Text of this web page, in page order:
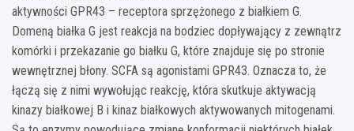
aktywności GPR43 – receptora sprzężonego z białkiem G.
Domeną białka G jest reakcja na bodziec dopływający z zewnątrz
komórki i przekazanie go białku G, które znajduje się po stronie
wewnętrznej błony. SCFA są agonistami GPR43. Oznacza to, że
łączą się z nimi wywołując reakcję, która skutkuje aktywacją
kinazy białkowej B i kinaz białkowych aktywowanych mitogenami.